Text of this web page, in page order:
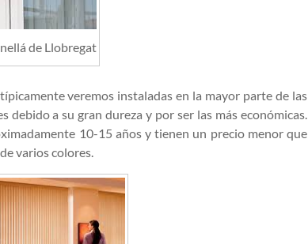
de Llobregat
veremos instaladas en la mayor parte de las
debido a su gran dureza y por ser las más económicas.
10-15 años y tienen un precio menor que
varios colores.